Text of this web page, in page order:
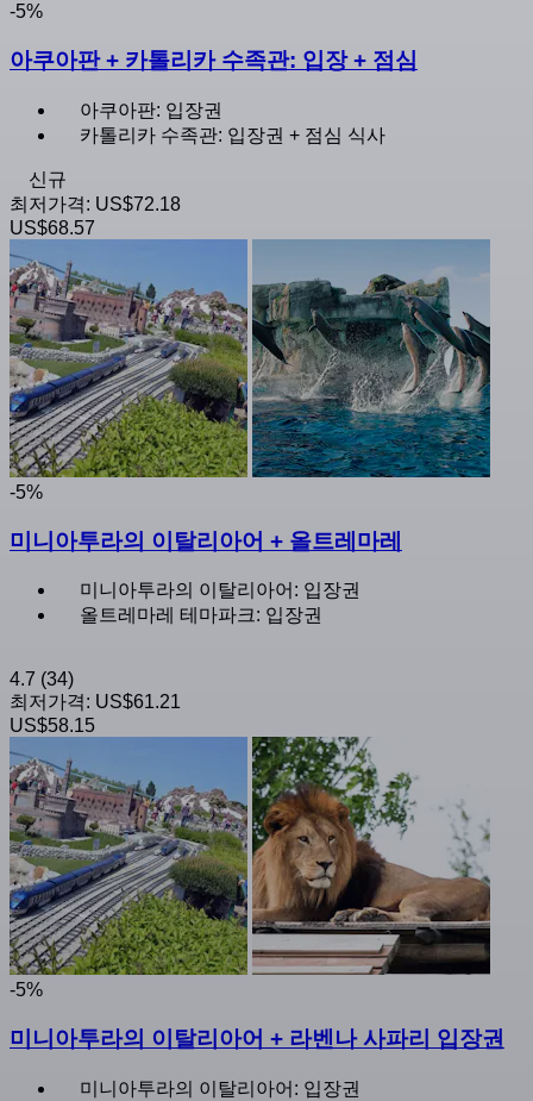
-5%
아쿠아판 + 카톨리카 수족관: 입장 + 점심
아쿠아판: 입장권
카톨리카 수족관: 입장권 + 점심 식사
신규
최저가격: US$72.18
US$68.57
-5%
미니아투라의 이탈리아어 + 올트레마레
미니아투라의 이탈리아어: 입장권
올트레마레 테마파크: 입장권
4.7 (34)
최저가격: US$61.21
US$58.15
-5%
미니아투라의 이탈리아어 + 라벤나 사파리 입장권
미니아투라의 이탈리아어: 입장권